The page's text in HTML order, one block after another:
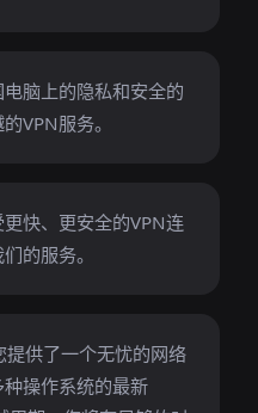
脑上的隐私和安全的
VPN服务。
快、更安全的VPN连
的服务。
供了一个无忧的网络
操作系统的最新